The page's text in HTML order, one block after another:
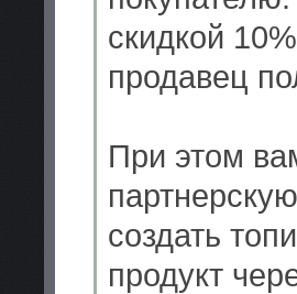
скидкой
продавец
При этом
создать
продукт